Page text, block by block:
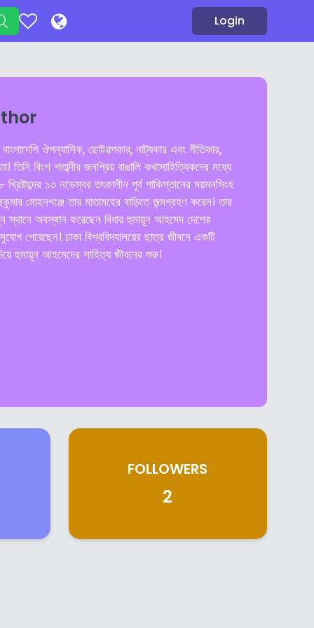
Login
ঔপন্যাসিক, ছোটগল্পকার, নাট্যকার এবং গীতিকার,
তিনি বিংশ শতাব্দীর জনপ্রিয় বাঙালি কথাসাহিত্যিকদের মধ্যে
১৩ নভেম্বর তৎকালীন পূর্ব পাকিস্তানের ময়মনসিংহ
মোহনগঞ্জে তার মাতামহের বাড়িতে জন্মগ্রহণ করেন। তার
স্থানে অবস্থান করেছেন বিধায় হুমায়ূন আহমেদ দেশের
পেয়েছেন। ঢাকা বিশ্ববিদ্যালয়ের ছাত্র জীবনে একটি
হুমায়ূন আহমেদের সাহিত্য জীবনের শুরু।
FOLLOWERS
2